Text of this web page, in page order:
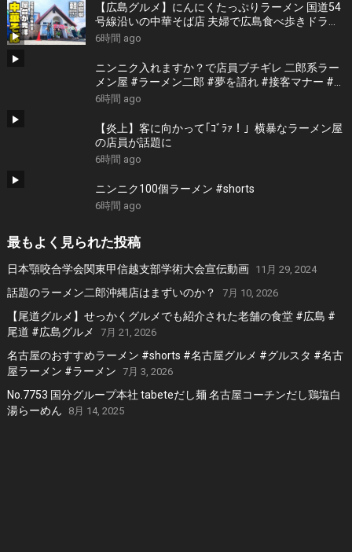
【広島グルメ】にんにくたっぷりラーメン 国道54
号線沿いの中華そば店 夫婦で広島食べ歩きドライ
ブ
6時間 ago
ニンニク入れますか？で店員ブチギレ 二郎系ラー
メン屋 #ラーメン二郎 #夢を語れ #接客マナー #恐
い店 #二郎系嫌い
6時間 ago
【炎上】客に向かって｢ｺﾞﾗｧ！」横暴なラーメン屋
の店員が話題に
6時間 ago
ニンニク100個ラーメン #shorts
6時間 ago
最もよく見られた投稿
日本顎咬合学会関東甲信越支部学術大会宣伝動画 11月 29, 2024
話題のラーメン二郎沖縄店はまずいのか？ 7月 10, 2026
【尾道グルメ】せっかくグルメでも紹介された老舗の食堂 #広島 #
尾道 #広島グルメ
7月 21, 2026
名古屋のおすすめラーメン #shorts #名古屋グルメ #グルスタ #名古
屋ラーメン #ラーメン 7月 3, 2026
No.7753 国分グループ本社 tabeteだし麺 名古屋コーチンだし鶏塩白
湯らーめん
8月 14, 2025